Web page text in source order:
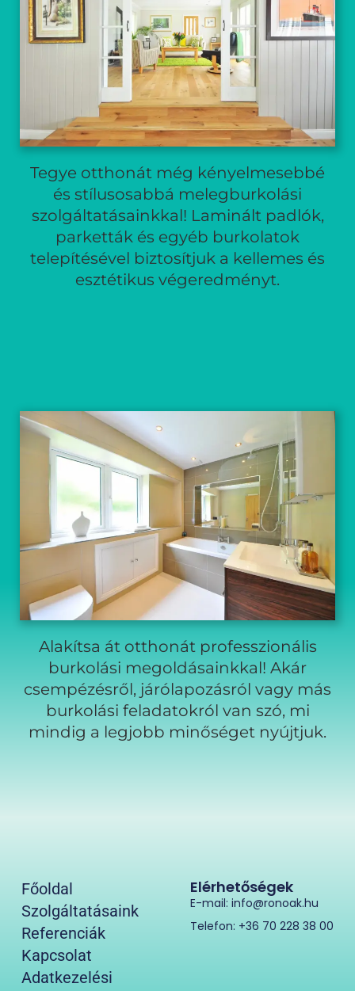
Tegye otthonát még kényelmesebbé
és stílusosabbá melegburkolási
szolgáltatásainkkal! Laminált padlók,
parketták és egyéb burkolatok
telepítésével biztosítjuk a kellemes és
esztétikus végeredményt.
Alakítsa át otthonát professzionális
burkolási megoldásainkkal! Akár
csempézésről, járólapozásról vagy más
burkolási feladatokról van szó, mi
mindig a legjobb minőséget nyújtjuk.
Főoldal
Szolgáltatásaink
Referenciák
Kapcsolat
Adatkezelési
Elérhetőségek
E-mail: info@ronoak.hu
Telefon: +36 70 228 38 00